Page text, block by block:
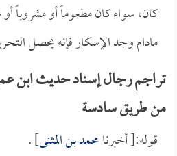
كان، سواء كان مطعوماً أو مشروباً أو
مادام وجد الإسكار فإنه يحصل
تراجم رجال إسناد حديث ابن
من طريق سادسة
قوله:[ أخبرنامحمد بن المثنى] .